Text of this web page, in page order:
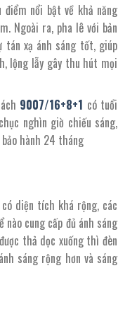
nổi bật về khả năng
Ngoài ra, pha lê với bản
tán xạ ánh sáng tốt, giúp
lộng lẫy gây thu hút mọi
9007/16+8+1 có tuổi
nghìn giờ chiếu sáng,
hành 24 tháng
diện tích khá rộng, các
cung cấp đủ ánh sáng
thả dọc xuống thì đèn
sáng rộng hơn và sáng